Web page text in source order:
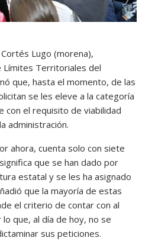
Lugo (morena),
Límites Territoriales del
que, hasta el momento, de las
se les eleve a la categoría
con el requisito de viabilidad
administración.
ahora, cuenta solo con siete
que se han dado por
estatal y se les ha asignado
que la mayoría de estas
el criterio de contar con al
que, al día de hoy, no se
sus peticiones.